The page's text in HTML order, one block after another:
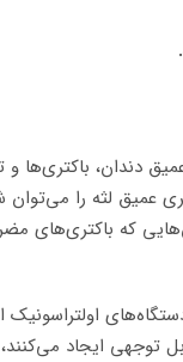
دندان، باکتری‌ها و
عمیق لثه را
که باکتری‌های مضر
اولتراسونیک
توجهی ایجاد